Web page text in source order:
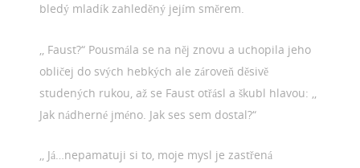
bledý mladík zahleděný jejím směrem.
,, Faust?“ Pousmála se na něj znovu a uchopila jeho
obličej do svých hebkých ale zároveň děsivě
studených rukou, až se Faust otřásl a škubl hlavou: ,,
Jak nádherné jméno. Jak ses sem dostal?“
,, Já…nepamatuji si to, moje mysl je zastřená